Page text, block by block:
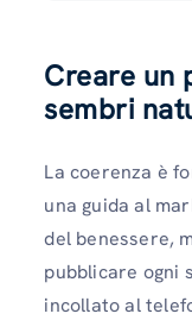
Creare un
sembri
La coerenza è
una guida al
del benessere,
pubblicare ogni
incollato al